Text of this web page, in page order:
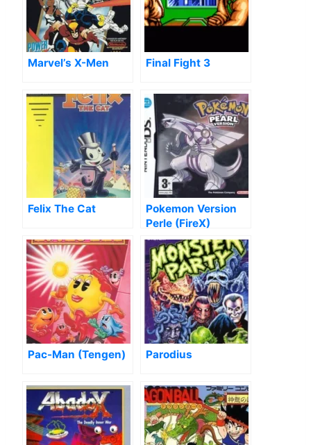
Marvel’s X-Men Final Fight 3
Felix The Cat
Pokemon Version
Perle (FireX)
Pac-Man (Tengen) Parodius